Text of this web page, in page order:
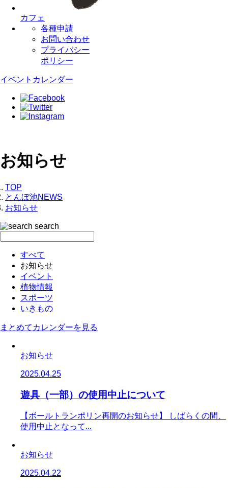
カフェ
各種申請
お問い合わせ
プライバシー
ポリシー
イベントカレンダー
お知らせ
TOP
とんぼ池NEWS
お知らせ
search
すべて
お知らせ
イベント
植物情報
スポーツ
いきもの
まとめてカレンダーを見る
お知らせ
2025.04.25
遊具（一部）の使用中止について
【ボールトランポリン再開のお知らせ】 しばらくの間、
使用中止となって...
お知らせ
2025.04.22